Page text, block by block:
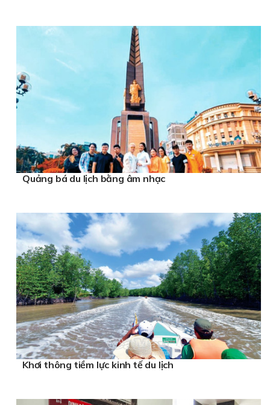
Quảng bá du lịch bằng âm nhạc
Khơi thông tiềm lực kinh tế du lịch